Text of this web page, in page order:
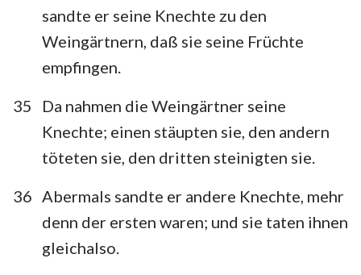
sandte er seine Knechte zu den
Weingärtnern, daß sie seine Früchte
empfingen.
35
Da nahmen die Weingärtner seine
Knechte; einen stäupten sie, den andern
töteten sie, den dritten steinigten sie.
36 Abermals sandte er andere Knechte, mehr
denn der ersten waren; und sie taten ihnen
gleichalso.